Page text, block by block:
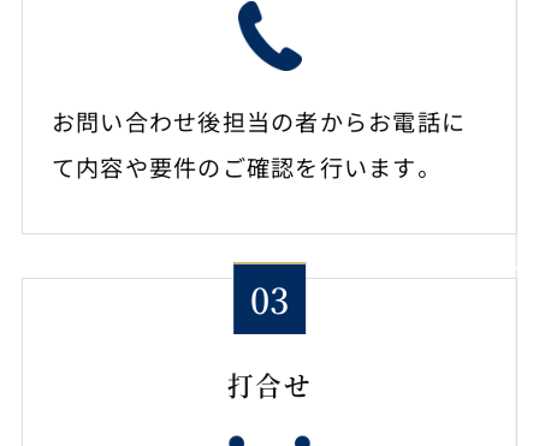
お問い合わせ後担当の者からお電話に
て内容や要件のご確認を行います。
打合せ